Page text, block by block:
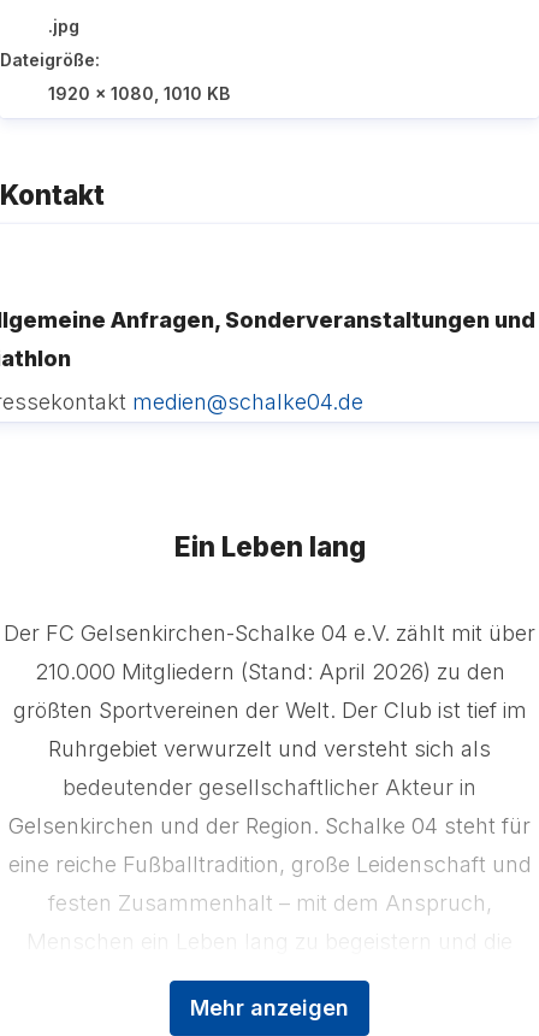
.jpg
Dateigröße:
1920 x 1080, 1010 KB
Kontakt
Anfragen, Sonderveranstaltungen und
medien@schalke04.de
Ein Leben lang
Mehr anzeigen
Der FC Gelsenkirchen-Schalke 04 e.V. zählt mit über
210.000 Mitgliedern (Stand: April 2026) zu den
größten Sportvereinen der Welt. Der Club ist tief im
Ruhrgebiet verwurzelt und versteht sich als
bedeutender gesellschaftlicher Akteur in
Gelsenkirchen und der Region. Schalke 04 steht für
eine reiche Fußballtradition, große Leidenschaft und
festen Zusammenhalt – mit dem Anspruch,
Menschen ein Leben lang zu begeistern und die
Region zu stärken. Das Kerngeschäft der
Königsblauen ist der Profifußball, ergänzt durch die